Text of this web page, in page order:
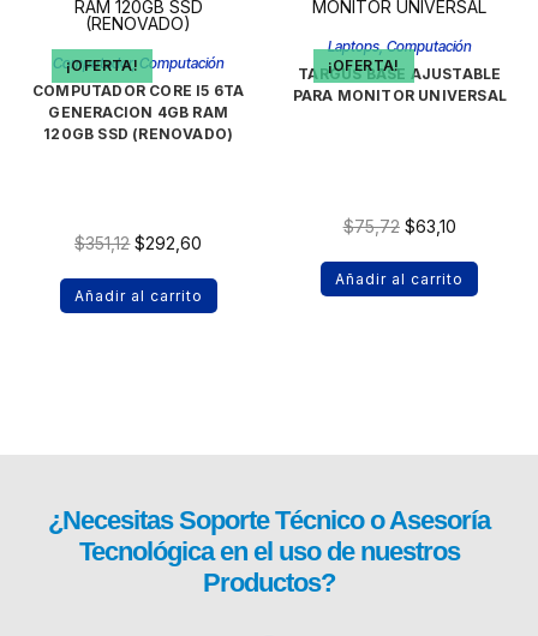
¡OFERTA!
Computador, Computación
COMPUTADOR CORE I5 6TA
GENERACION 4GB RAM
120GB SSD (RENOVADO)
$351,12 $292,60
Añadir al carrito
¡OFERTA!
Laptops,Computación
TARGUS BASE AJUSTABLE
PARA MONITOR UNIVERSAL
$75,72 $63,10
Añadir al carrito
¿NecesitasSoporte Técnicoo Asesoría
Tecnológica en el uso de nuestros
Productos?